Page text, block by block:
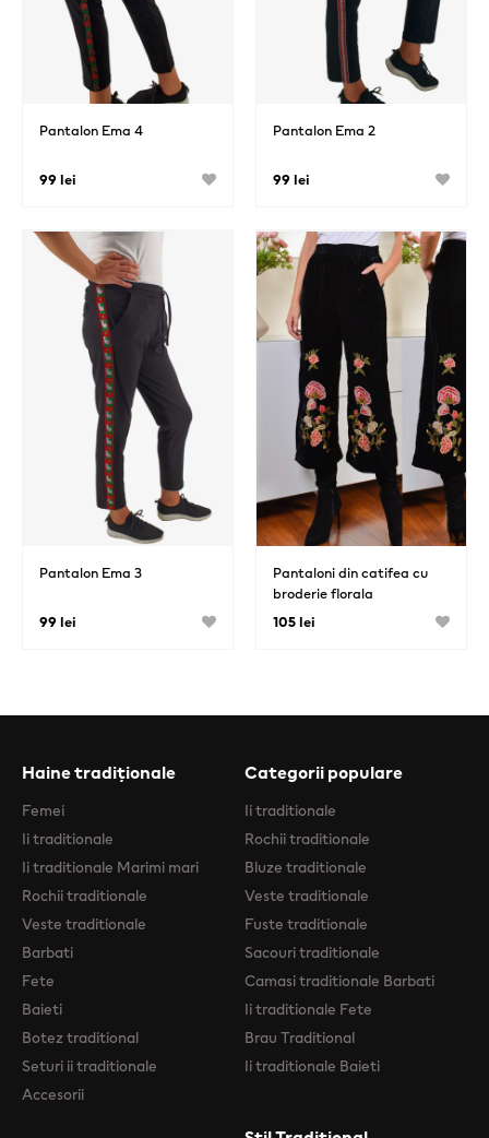
Pantalon Ema 4
99 lei
Pantalon Ema 2
99 lei
Pantalon Ema 3
99 lei
Pantaloni din catifea cu
broderie florala
105 lei
Haine tradiționale
Femei
Ii traditionale
Ii traditionale Marimi mari
Rochii traditionale
Veste traditionale
Barbati
Fete
Baieti
Botez traditional
Seturi ii traditionale
Accesorii
Categorii populare
Ii traditionale
Rochii traditionale
Bluze traditionale
Veste traditionale
Fuste traditionale
Sacouri traditionale
Camasi traditionale Barbati
Ii traditionale Fete
Brau Traditional
Ii traditionale Baieti